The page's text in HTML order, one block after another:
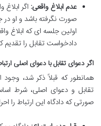
عدم ابلاغ واقعی: اگر
صورت نگرفته باشد و او
اولین جلسه ای که ابلاغ
دادخواست تقابل را تقدیم
اگر دعوای تقابل با دعوای اصلی
همانطور که قبلاً ذکر شد، وجود
تقابل و دعوای اصلی، شرط
صورتی که دادگاه این ارتباط را